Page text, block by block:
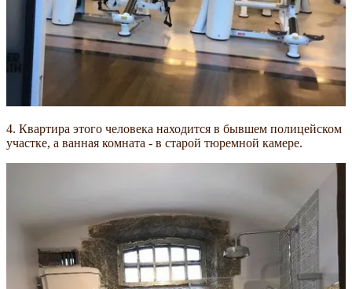
4. Квартира этого человека находится в бывшем полицейском
участке, а ванная комната - в старой тюремной камере.